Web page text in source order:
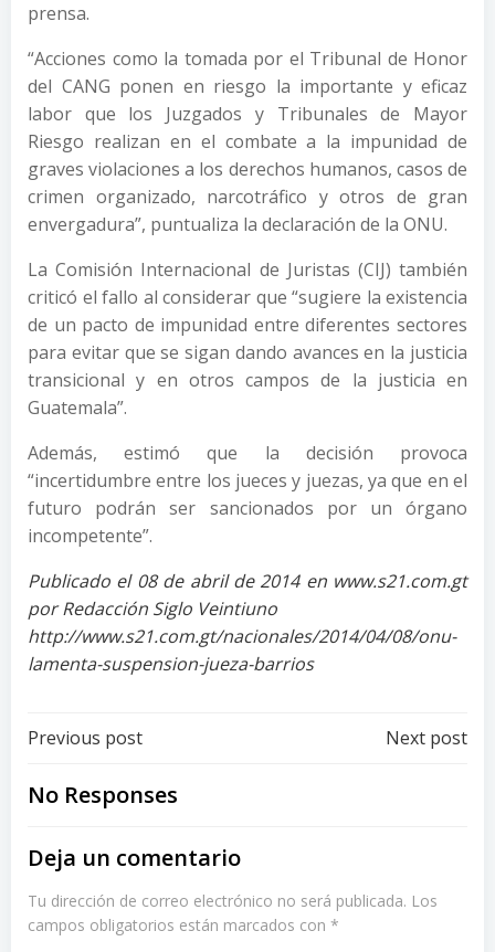
prensa.
“Acciones como la tomada por el Tribunal de Honor
del CANG ponen en riesgo la importante y eficaz
labor que los Juzgados y Tribunales de Mayor
Riesgo realizan en el combate a la impunidad de
graves violaciones a los derechos humanos, casos de
crimen organizado, narcotráfico y otros de gran
envergadura”, puntualiza la declaración de la ONU.
La Comisión Internacional de Juristas (CIJ) también
criticó el fallo al considerar que “sugiere la existencia
de un pacto de impunidad entre diferentes sectores
para evitar que se sigan dando avances en la justicia
transicional y en otros campos de la justicia en
Guatemala”.
Además, estimó que la decisión provoca
“incertidumbre entre los jueces y juezas, ya que en el
futuro podrán ser sancionados por un órgano
incompetente”.
Publicado el 08 de abril de 2014 en www.s21.com.gt
por Redacción Siglo Veintiuno
http://www.s21.com.gt/nacionales/2014/04/08/onu-
lamenta-suspension-jueza-barrios
Post
navigation
Previous post Next post
No Responses
Deja un comentario
Tu dirección de correo electrónico no será publicada. Los
campos obligatorios están marcados con *